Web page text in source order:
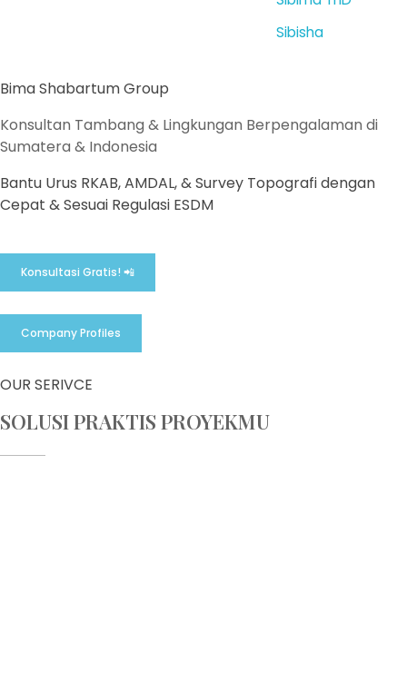
Sibisha
Bima Shabartum Group
Konsultan Tambang & Lingkungan Berpengalaman di
Sumatera & Indonesia
Bantu Urus RKAB, AMDAL, & Survey Topografi dengan
Cepat & Sesuai Regulasi ESDM
Konsultasi Gratis! 📲
Company Profiles
OUR SERIVCE
SOLUSI PRAKTIS PROYEKMU